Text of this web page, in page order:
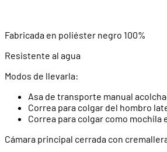
Fabricada en poliéster negro 100%
Resistente al agua
Modos de llevarla:
Asa de transporte manual
Correa para colgar del hombro
Correa para colgar como mochila
Cámara principal cerrada con